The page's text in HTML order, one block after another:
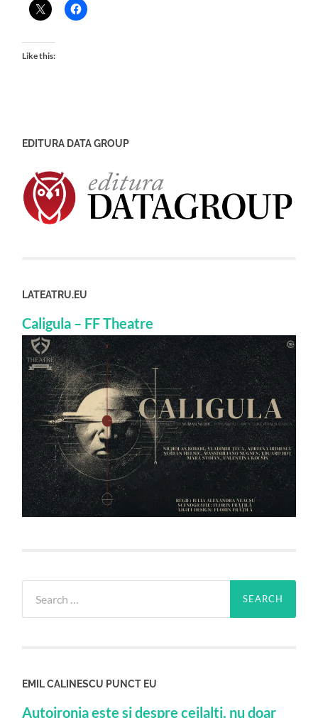
Like this:
EDITURA DATA GROUP
LATEATRU.EU
Caligula – FF Theatre
for:
EMIL CALINESCU PUNCT EU
Autoironia este si despre ceilalti, nu doar